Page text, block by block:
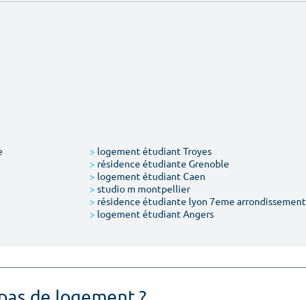
> logement étudiant Troyes
> résidence étudiante Grenoble
> logement étudiant Caen
> studio m montpellier
> résidence étudiante lyon 7eme arrondissement
> logement étudiant Angers